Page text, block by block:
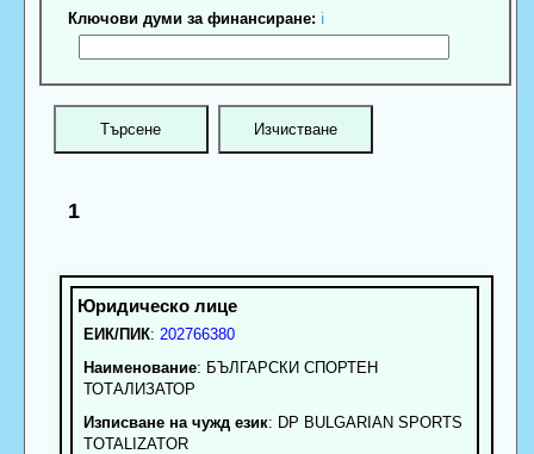
Ключови думи за финансиране: ℹ
1
ЕИК/ПИК: 202766380
Наименование: БЪЛГАРСКИ СПОРТЕН
ТОТАЛИЗАТОР
Изписване на чужд език: DP BULGARIAN SPORTS
TOTALIZATOR